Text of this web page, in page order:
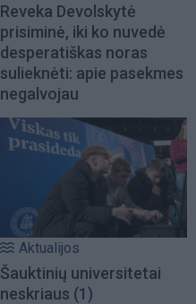
Reveka Devolskytė
prisiminė, iki ko nuvedė
desperatiškas noras
sulieknėti: apie pasekmes
negalvojau
Aktualijos
Šauktinių universitetai
neskriaus (1)